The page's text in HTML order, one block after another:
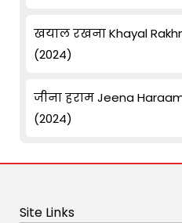
खयाल रखना Khayal
(2024)
जीना हराम Jeena
(2024)
Site Links